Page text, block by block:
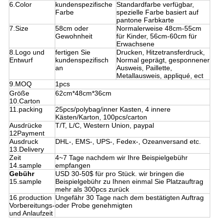
6.Color
kundenspezifische
Farbe
Standardfarbe verfügbar,
spezielle Farbe basiert auf
pantone Farbkarte
7.Size
58cm oder
Gewohnheit
Normalerweise 48cm-55cm
für Kinder, 56cm-60cm für
Erwachsene
8.Logo und
Entwurf
fertigen Sie
kundenspezifisch
an
Drucken, Hitzetransferdruck,
Normal geprägt, gesponnener
Ausweis, Paillette,
Metallausweis, appliqué, ect
9.MOQ
1pcs
Größe
10.Carton
62cm*48cm*36cm
11.packing
25pcs/polybag/inner Kasten, 4 innere
Kästen/Karton, 100pcs/carton
Ausdrücke
12Payment
T/T, L/C, Western Union, paypal
Ausdruck
13.Delivery
DHL-, EMS-, UPS-, Fedex-, Ozeanversand etc.
Zeit
14.sample
4~7 Tage nachdem wir Ihre Beispielgebühr
empfangen
Gebühr
15.sample
USD 30-50$ für pro Stück. wir bringen die
Beispielgebühr zu Ihnen einmal Sie Platzauftrag
mehr als 300pcs zurück
16.production
Vorbereitungs-
und Anlaufzeit
Ungefähr 30 Tage nach dem bestätigten Auftrag
oder Probe genehmigten